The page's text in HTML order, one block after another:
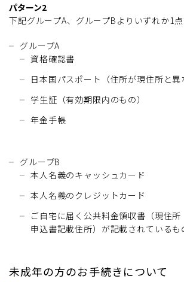
パターン2
下記グループA、グループBよりいずれか1
グループA
資格確認書
日本国パスポート（住所が現住所と異
学生証（有効期限内のもの）
年金手帳
グループB
本人名義のキャッシュカード
本人名義のクレジットカード
ご自宅に届く公共料金領収書（現住所
申込書記載住所）が記載されているも
未成年の方のお手続きについて